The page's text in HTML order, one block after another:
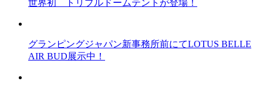
世界初 トリプルドームテントが登場！
グランピングジャパン新事務所前にてLOTUS BELLE
AIR BUD展示中！